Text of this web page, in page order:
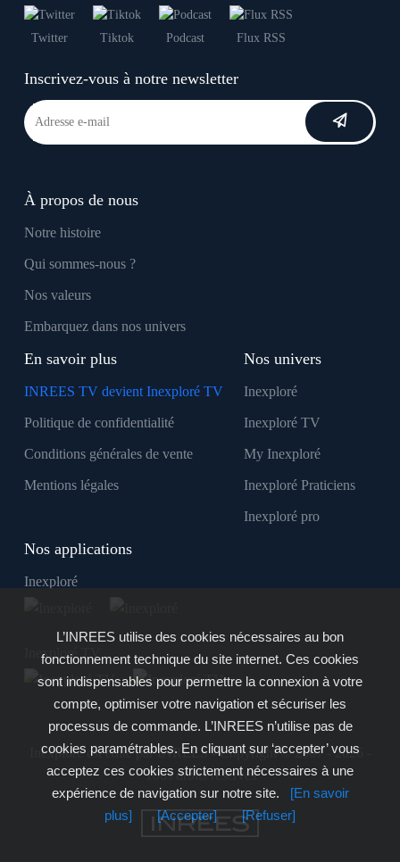
Twitter Tiktok Podcast Flux RSS
Inscrivez-vous à notre newsletter
À propos de nous
Notre histoire
Qui sommes-nous ?
Nos valeurs
Embarquez dans nos univers
En savoir plus
INREES TV devient Inexploré TV
Politique de confidentialité
Conditions générales de vente
Mentions légales
Nos univers
Inexploré
Inexploré TV
My Inexploré
Inexploré Praticiens
Inexploré pro
Nos applications
Inexploré
Inexploré TV
Inexploré est édité par INREES - Copyright © 2007 - 2026 -
Tous droits réservés
L’INREES utilise des cookies nécessaires au bon
fonctionnement technique du site internet. Ces cookies
sont indispensables pour permettre la connexion à votre
compte, optimiser votre navigation et sécuriser les
processus de commande. L’INREES n’utilise pas de
cookies paramétrables. En cliquant sur ‘accepter’ vous
acceptez ces cookies strictement nécessaires à une
expérience de navigation sur notre site.
[En savoir
plus]
[Accepter] [Refuser]